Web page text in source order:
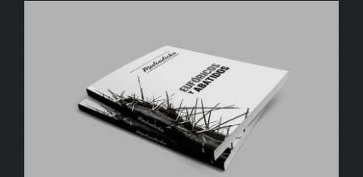
AÑADIR AL CARRITO / DETALLES